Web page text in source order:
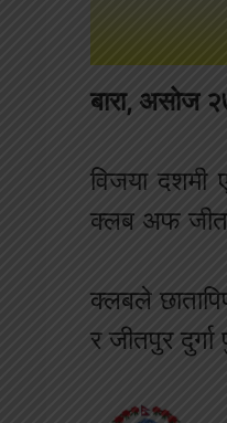
बारा, असोज
विजया दशमी
क्लब अफ
क्लबले
र जीतपुर